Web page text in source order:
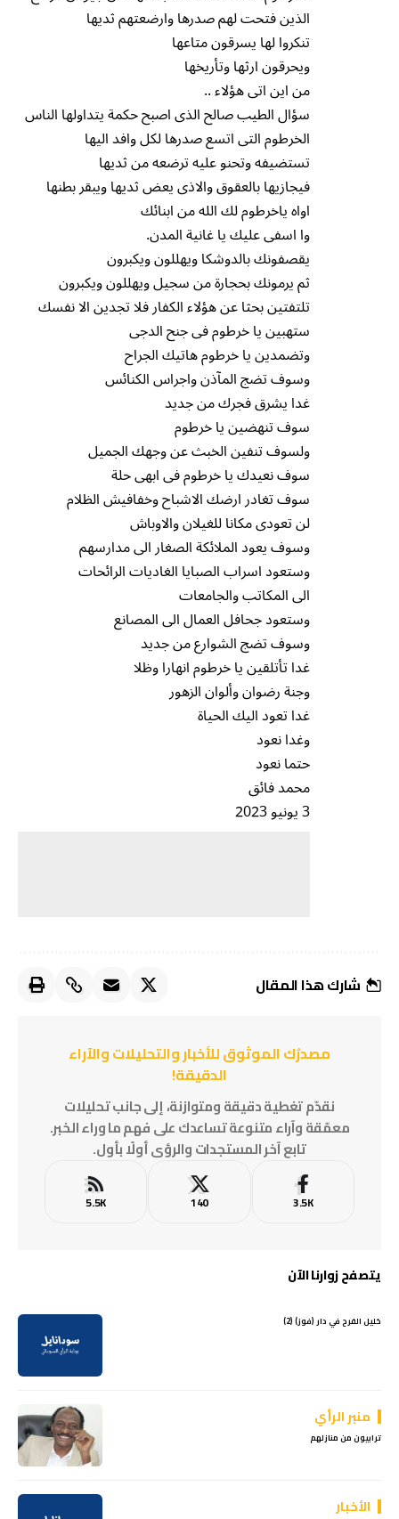
الذين فتحت لهم صدرها وارضعتهم ثديها
تنكروا لها يسرقون متاعها
ويحرقون ارثها وتأريخها
من اين اتى هؤلاء ..
سؤال الطيب صالح الذى اصبح حكمة يتداولها الناس
الخرطوم التى اتسع صدرها لكل وافد اليها
تستضيفه وتحنو عليه ترضعه من ثديها
فيجازيها بالعقوق والاذى يعض ثديها ويبقر بطنها
اواه ياخرطوم لك الله من ابنائك
وا اسفى عليك يا غانية المدن.
يقصفونك بالدوشكا ويهللون ويكبرون
ثم يرمونك بحجارة من سجيل ويهللون ويكبرون
تلتفتين بحثا عن هؤلاء الكفار فلا تجدين الا نفسك
ستهبين يا خرطوم فى جنح الدجى
وتضمدين يا خرطوم هاتيك الجراح
وسوف تضج المآذن واجراس الكنائس
غدا يشرق فجرك من جديد
سوف تنهضين يا خرطوم
ولسوف تنفين الخبث عن وجهك الجميل
سوف نعيدك يا خرطوم فى ابهى حلة
سوف تغادر ارضك الاشباح وخفافيش الظلام
لن تعودى مكانا للغيلان والاوباش
وسوف يعود الملائكة الصغار الى مدارسهم
وستعود اسراب الصبايا الغاديات الرائحات
الى المكاتب والجامعات
وستعود جحافل العمال الى المصانع
وسوف تضج الشوارع من جديد
غدا تأتلقين يا خرطوم انهارا وظلا
وجنة رضوان وألوان الزهور
غدا تعود اليك الحياة
وغدا نعود
حتما نعود
محمد فائق
3 يونيو 2023
شارك هذا المقال
مصدرُك الموثوق للأخبار والتحليلات والآراء
الدقيقة!
نقدّم تغطية دقيقة ومتوازنة، إلى جانب تحليلات
معمّقة وآراء متنوعة تساعدك على فهم ما وراء الخبر.
تابع آخر المستجدات والرؤى أولًا بأول.
3.5K
140
5.5K
يتصفح زوارنا الآن
خليل الفرح في دار (فوز) (2)
منبر الرأي
ترابيون من منازلهم
الأخبار